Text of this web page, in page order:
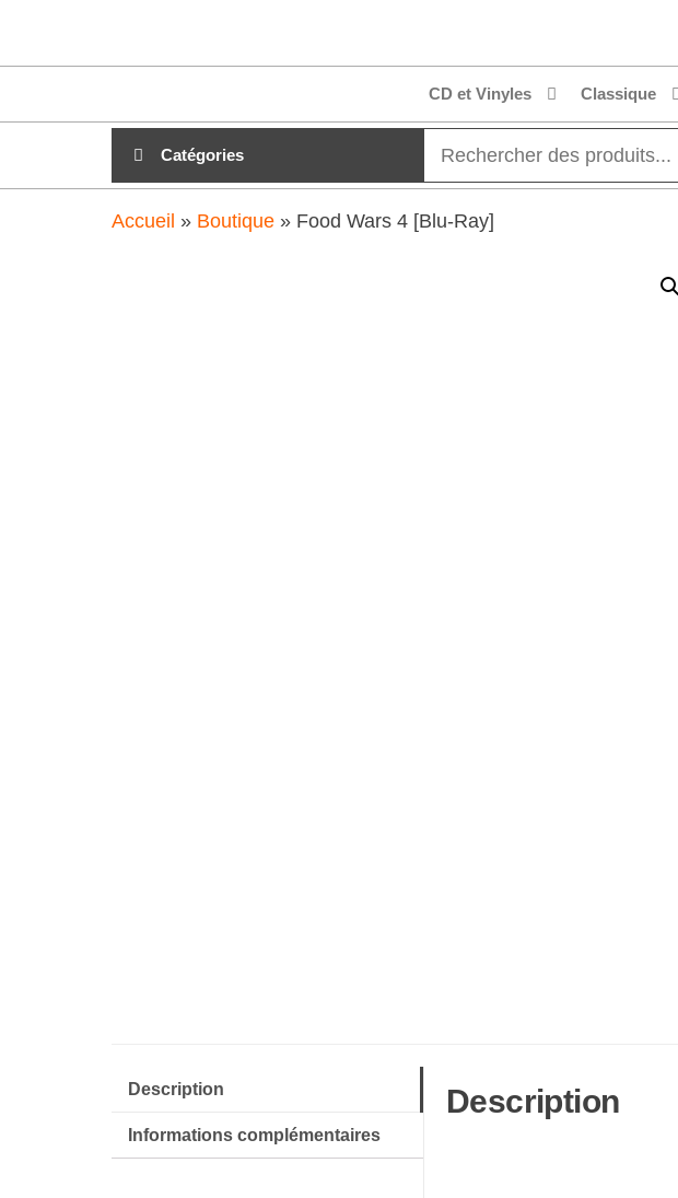
clubdial.fr
CD et Vinyles Classique
Catégories
Accueil » Boutique » Food Wars 4 [Blu-Ray]
Description
Informations complémentaires
Description